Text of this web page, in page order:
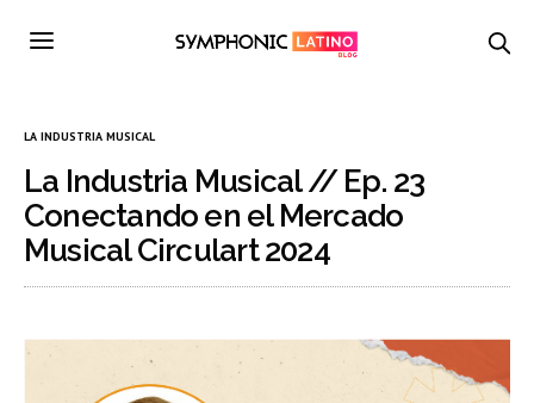
LA INDUSTRIA MUSICAL
La Industria Musical // Ep. 23
Conectando en el Mercado
Musical Circulart 2024